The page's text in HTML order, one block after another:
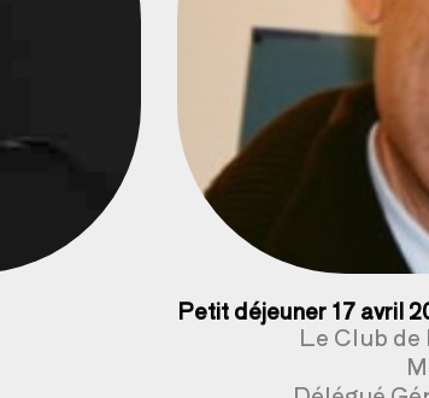
Petit déjeuner 17 avril
Le Club de